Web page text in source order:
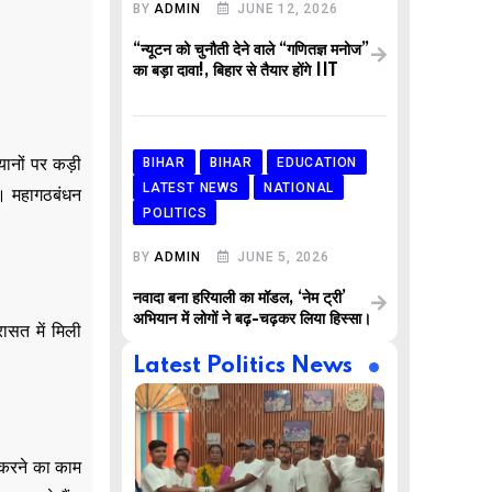
पर कड़ी
महागठबंधन
में मिली
का काम
BYADMIN JUNE 12, 2026
“न्यूटन को चुनौती देने वाले “गणितज्ञ मनोज”
का बड़ा दावा!, बिहार से तैयार होंगे IIT
BIHAR BIHAR
EDUCATION
LATEST NEWS
NATIONAL
POLITICS
BYADMIN JUNE 5, 2026
नवादा बना हरियाली का मॉडल, ‘नेम ट्री’
अभियान में लोगों ने बढ़-चढ़कर लिया हिस्सा।
Latest Politics News
BUSINESS